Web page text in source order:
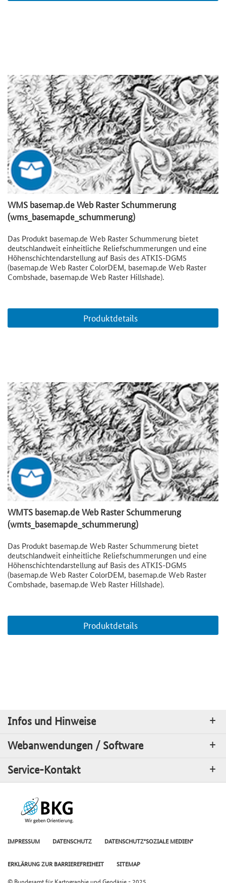
WMS basemap.de Web Raster Schummerung
(wms_basemapde_schummerung)
Das Produkt basemap.de Web Raster Schummerung bietet
deutschlandweit einheitliche Reliefschummerungen und eine
Höhenschichtendarstellung auf Basis des ATKIS-DGM5
(basemap.de Web Raster ColorDEM, basemap.de Web Raster
Combshade, basemap.de Web Raster Hillshade).
Produktdetails
WMTS basemap.de Web Raster Schummerung
(wmts_basemapde_schummerung)
Das Produkt basemap.de Web Raster Schummerung bietet
deutschlandweit einheitliche Reliefschummerungen und eine
Höhenschichtendarstellung auf Basis des ATKIS-DGM5
(basemap.de Web Raster ColorDEM, basemap.de Web Raster
Combshade, basemap.de Web Raster Hillshade).
Produktdetails
Infos und Hinweise
Webanwendungen / Software
Service-Kontakt
IMPRESSUM DATENSCHUTZ DATENSCHUTZ"SOZIALE MEDIEN"
ERKLÄRUNG ZUR BARRIEREFREIHEIT
SITEMAP